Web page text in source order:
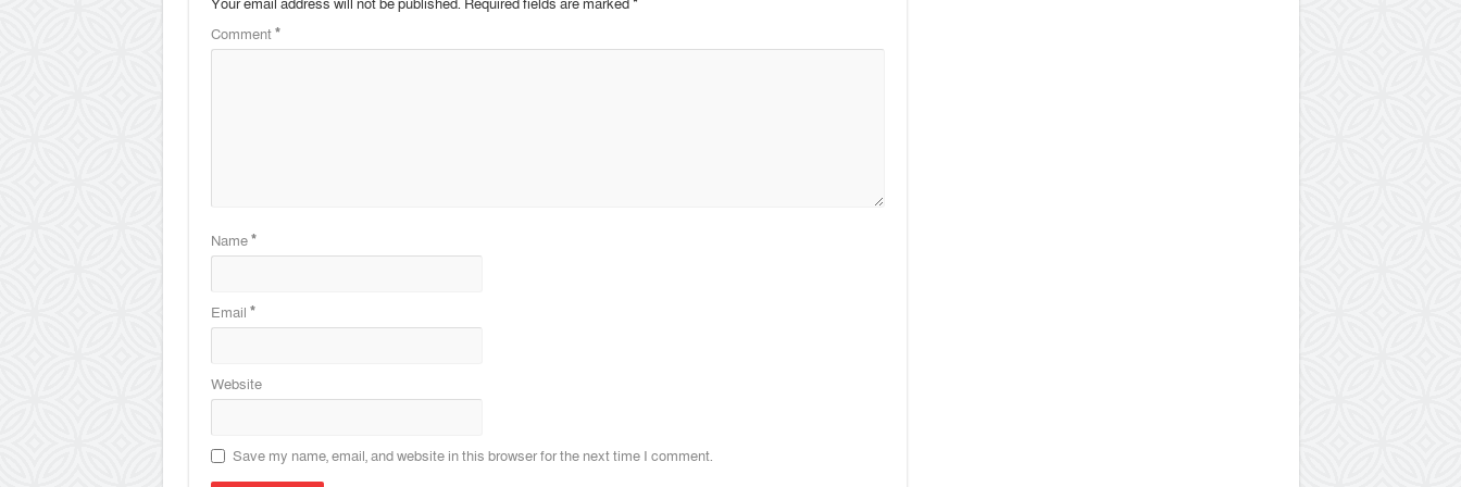
Your email address will not be published. Required fields are marked *
Comment*
Name*
Email *
Website
Save my name, email, and website in this browser for the next time I comment.